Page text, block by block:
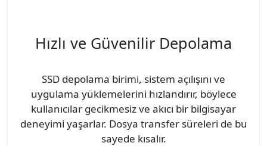
Hızlı ve Güvenilir Depolama
SSD depolama birimi, sistem açılışını ve
uygulama yüklemelerini hızlandırır, böylece
kullanıcılar gecikmesiz ve akıcı bir bilgisayar
deneyimi yaşarlar. Dosya transfer süreleri de bu
sayede kısalır.